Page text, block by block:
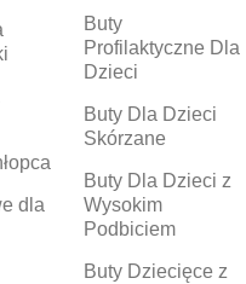
dla
Buty
Profilaktyczne Dla
Dzieci
Buty Dla Dzieci
Skórzane
Buty Dla Dzieci z
Wysokim
Podbiciem
Buty Dziecięce z